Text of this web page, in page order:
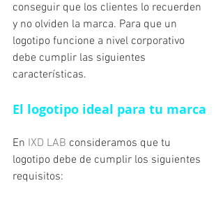
conseguir que los clientes lo recuerden
y no olviden la marca. Para que un
logotipo funcione a nivel corporativo
debe cumplir las siguientes
características.
El logotipo ideal para tu marca
En IXD LAB consideramos que tu
logotipo debe de cumplir los siguientes
requisitos: